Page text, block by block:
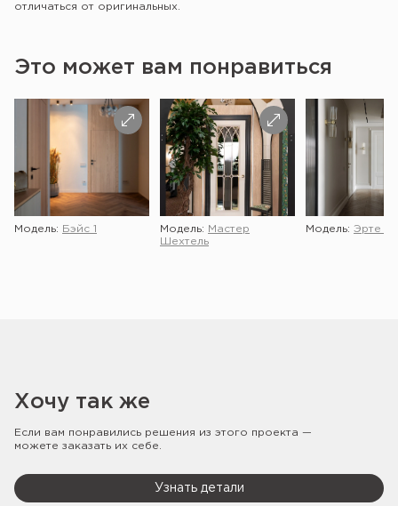
отличаться от оригинальных.
Это может вам понравиться
Модель: Бэйс 1 Модель:
Мастер
Шехтель
Модель: Эрте 2
Хочу так же
Если вам понравились решения из этого проекта —
можете заказать их себе.
Узнать детали